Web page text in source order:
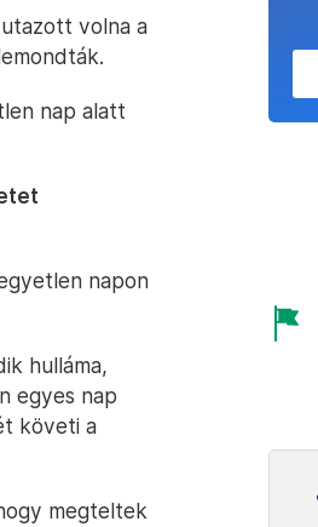
volna a
nap alatt
napon
hulláma,
egyes nap
követi a
megteltek